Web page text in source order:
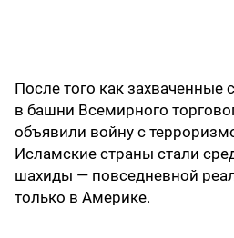
После того как захваченные
в башни Всемирного
объявили войну с
Исламские страны стали
шахиды — повседневной
только в Америке.